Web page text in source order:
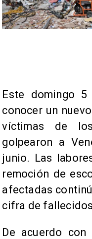
Este domingo
conocer un
víctimas de
golpearon a
junio. Las
remoción de
afectadas
cifra de
De acuerdo con